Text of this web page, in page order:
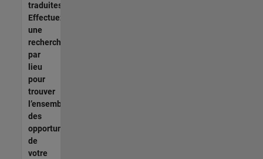
traduites.
Effectuez
une
recherche
par
lieu
pour
trouver
l’ensemble
des
opportunités
de
votre